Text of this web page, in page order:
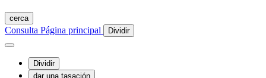
cerca
Consulta Página principal Dividir
Dividir
dar una tasación